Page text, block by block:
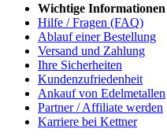
Wichtige Informationen
Hilfe / Fragen (FAQ)
Ablauf einer Bestellung
Versand und Zahlung
Ihre Sicherheiten
Kundenzufriedenheit
Ankauf von Edelmetallen
Partner / Affiliate werden
Karriere bei Kettner